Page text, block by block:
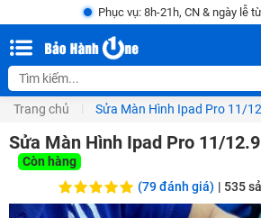
Phục vụ: 8h-21h, CN & ngày lễ
Trang chủ Sửa Màn Hình Ipad Pro 11/
Sửa Màn Hình Ipad Pro 11/
Còn hàng
(79 đánh giá) | 535